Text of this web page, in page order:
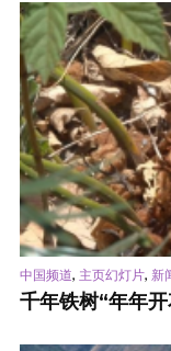
中国频道, 主页幻灯片, 新
千年铁树“年年